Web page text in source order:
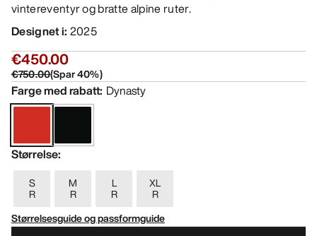
vintereventyr og bratte alpine ruter.
Designet i: 2025
€450.00
€750.00(Spar40%)
Farge med rabatt: Dynasty
Størrelse:
S
R
M
R
L
R
XL
R
Størrelsesguide og passformguide